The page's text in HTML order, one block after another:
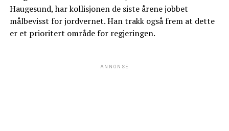
Haugesund, har kollisjonen de siste årene jobbet
målbevisst for jordvernet. Han trakk også frem at dette
er et prioritert område for regjeringen.
ANNONSE